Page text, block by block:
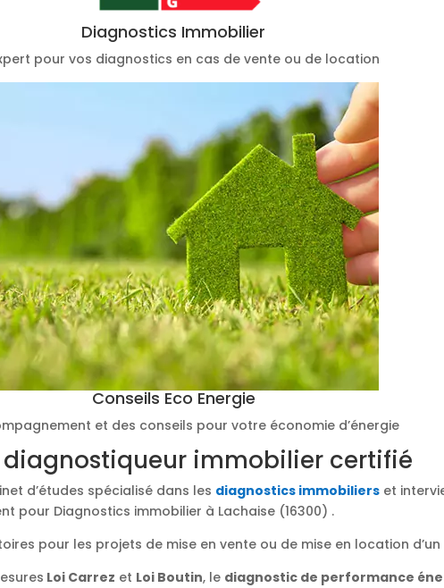
Diagnostics Immobilier
pour vos diagnostics en cas de vente ou de location
Conseils Eco Energie
et des conseils pour votre économie d’énergie
diagnostiqueur immobilier certifié
d’études spécialisé dans les diagnostics immobiliers et
pour Diagnostics immobilier à Lachaise (16300) .
pour les projets de mise en vente ou de mise en location
Loi Carrez et Loi Boutin, le diagnostic de performance